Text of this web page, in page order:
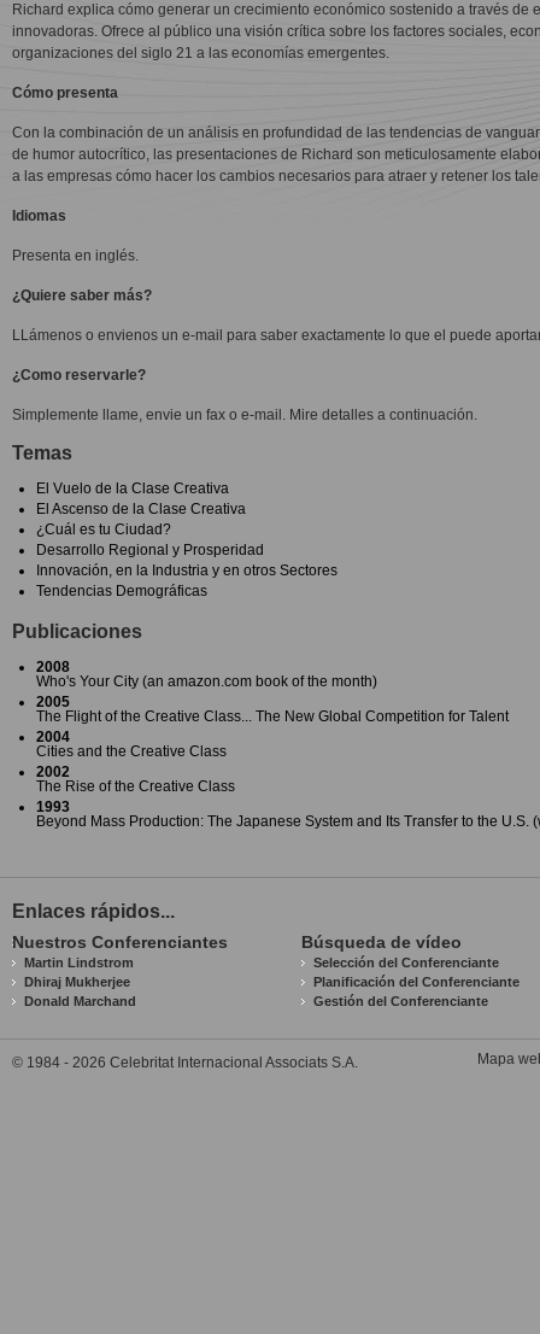
Richard explica cómo generar un crecimiento económico sostenido a través de
innovadoras. Ofrece al público una visión crítica sobre los factores sociales,
organizaciones del siglo 21 a las economías emergentes.
Cómo presenta
Con la combinación de un análisis en profundidad de las tendencias de
de humor autocrítico, las presentaciones de Richard son meticulosamente
a las empresas cómo hacer los cambios necesarios para atraer y retener los
Idiomas
Presenta en inglés.
¿Quiere saber más?
LLámenos o envienos un e-mail para saber exactamente lo que el puede
¿Como reservarle?
Simplemente llame, envie un fax o e-mail. Mire detalles a continuación.
Temas
El Vuelo de la Clase Creativa
El Ascenso de la Clase Creativa
¿Cuál es tu Ciudad?
Desarrollo Regional y Prosperidad
Innovación, en la Industria y en otros Sectores
Tendencias Demográficas
Publicaciones
2008
Who's Your City (an amazon.com book of the month)
2005
The Flight of the Creative Class... The New Global Competition for Talent
2004
Cities and the Creative Class
2002
The Rise of the Creative Class
1993
Beyond Mass Production: The Japanese System and Its Transfer to the U.S.
Enlaces rápidos...
Nuestros Conferenciantes
Martin Lindstrom
Dhiraj Mukherjee
Donald Marchand
Búsqueda de vídeo
Selección del Conferenciante
Planificación del Conferenciante
Gestión del Conferenciante
© 1984 - 2026 Celebritat Internacional Associats S.A. Mapa